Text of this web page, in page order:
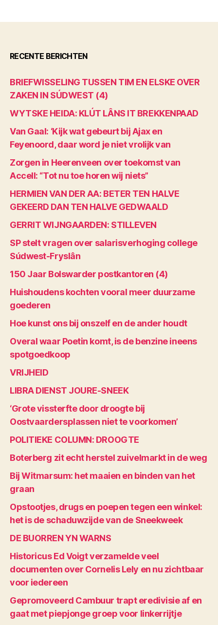
RECENTE BERICHTEN
BRIEFWISSELING TUSSEN TIM EN ELSKE OVER
ZAKEN IN SÚDWEST (4)
WYTSKE HEIDA: KLÚT LÂNS IT BREKKENPAAD
Van Gaal: ‘Kijk wat gebeurt bij Ajax en
Feyenoord, daar word je niet vrolijk van
Zorgen in Heerenveen over toekomst van
Accell: “Tot nu toe horen wij niets”
HERMIEN VAN DER AA: BETER TEN HALVE
GEKEERD DAN TEN HALVE GEDWAALD
GERRIT WIJNGAARDEN: STILLEVEN
SP stelt vragen over salarisverhoging college
Súdwest-Fryslân
150 Jaar Bolswarder postkantoren (4)
Huishoudens kochten vooral meer duurzame
goederen
Hoe kunst ons bij onszelf en de ander houdt
Overal waar Poetin komt, is de benzine ineens
spotgoedkoop
VRIJHEID
LIBRA DIENST JOURE-SNEEK
‘Grote vissterfte door droogte bij
Oostvaardersplassen niet te voorkomen’
POLITIEKE COLUMN: DROOGTE
Boterberg zit echt herstel zuivelmarkt in de weg
Bij Witmarsum: het maaien en binden van het
graan
Opstootjes, drugs en poepen tegen een winkel:
het is de schaduwzijde van de Sneekweek
DE BUORREN YN WARNS
Historicus Ed Voigt verzamelde veel
documenten over Cornelis Lely en nu zichtbaar
voor iedereen
Gepromoveerd Cambuur trapt eredivisie af en
gaat met piepjonge groep voor linkerrijtje